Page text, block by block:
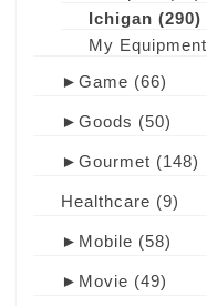
Ichigan (290)
My Equipment
► Game (66)
► Goods (50)
► Gourmet (148)
Healthcare (9)
► Mobile (58)
► Movie (49)